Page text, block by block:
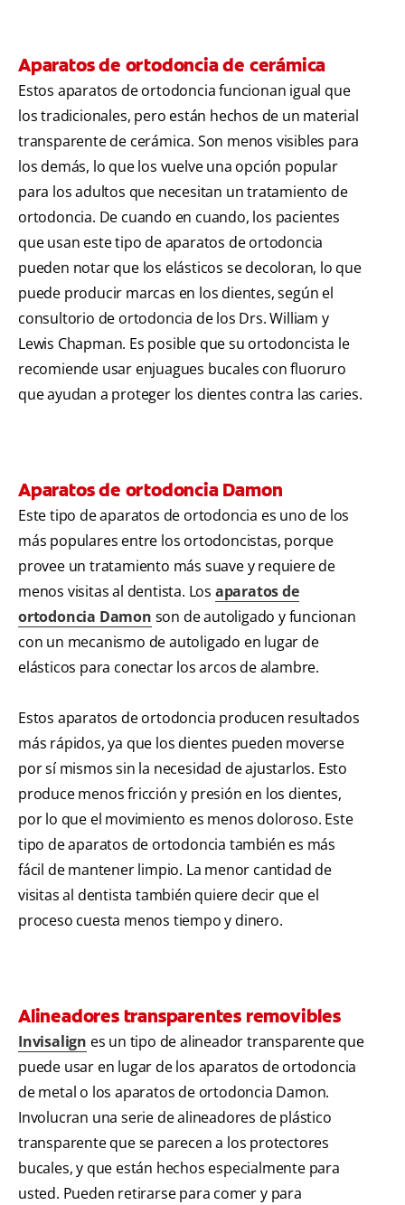
Aparatos de ortodoncia de cerámica
Estos aparatos de ortodoncia funcionan igual que
los tradicionales, pero están hechos de un material
transparente de cerámica. Son menos visibles para
los demás, lo que los vuelve una opción popular
para los adultos que necesitan un tratamiento de
ortodoncia. De cuando en cuando, los pacientes
que usan este tipo de aparatos de ortodoncia
pueden notar que los elásticos se decoloran, lo que
puede producir marcas en los dientes, según el
consultorio de ortodoncia de los Drs. William y
Lewis Chapman. Es posible que su ortodoncista le
recomiende usar enjuagues bucales con fluoruro
que ayudan a proteger los dientes contra las caries.
Aparatos de ortodoncia Damon
Este tipo de aparatos de ortodoncia es uno de los
más populares entre los ortodoncistas, porque
provee un tratamiento más suave y requiere de
menos visitas al dentista. Los aparatos de
ortodoncia Damon son de autoligado y funcionan
con un mecanismo de autoligado en lugar de
elásticos para conectar los arcos de alambre.
Estos aparatos de ortodoncia producen resultados
más rápidos, ya que los dientes pueden moverse
por sí mismos sin la necesidad de ajustarlos. Esto
produce menos fricción y presión en los dientes,
por lo que el movimiento es menos doloroso. Este
tipo de aparatos de ortodoncia también es más
fácil de mantener limpio. La menor cantidad de
visitas al dentista también quiere decir que el
proceso cuesta menos tiempo y dinero.
Alineadores transparentes removibles
Invisalign es un tipo de alineador transparente que
puede usar en lugar de los aparatos de ortodoncia
de metal o los aparatos de ortodoncia Damon.
Involucran una serie de alineadores de plástico
transparente que se parecen a los protectores
bucales, y que están hechos especialmente para
usted. Pueden retirarse para comer y para